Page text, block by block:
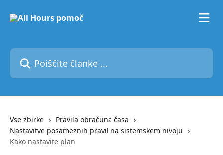
Poiščite članke ...
Vse zbirke
Pravila obračuna časa
Nastavitve posameznih pravil na sistemskem nivoju
Kako nastavite plan